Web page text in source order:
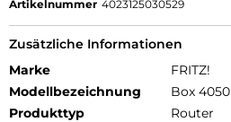
Artikelnummer 4023125030529
Zusätzliche Informationen
Marke
FRITZ!
Modellbezeichnung
Box 4050
Produkttyp
Router